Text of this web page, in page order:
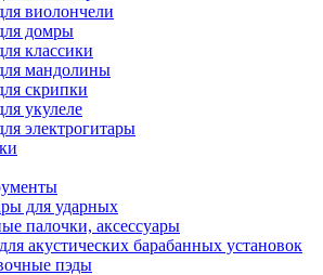
виолончели
домры
классики
мандолины
скрипки
укулеле
электрогитары
для ударных
палочки, аксессуары
акустических барабанных установок
пэды